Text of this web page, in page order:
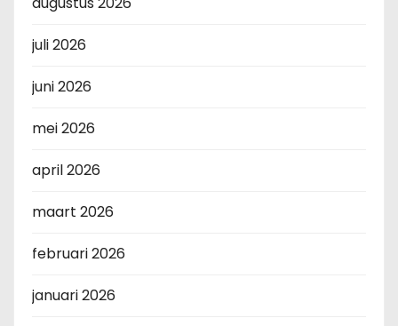
juli 2026
juni 2026
mei 2026
april 2026
maart 2026
februari 2026
januari 2026